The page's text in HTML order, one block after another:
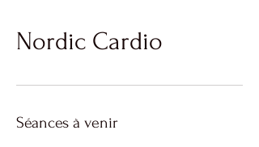
Nordic Cardio
Séances à venir